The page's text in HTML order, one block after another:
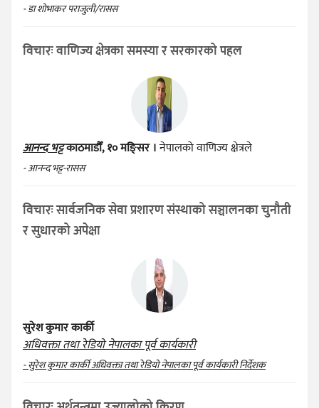
- डा शोभाकर पराजुली/रासस
विचारः वाणिज्य क्षेत्रका समस्या र सरकारको पहल
आनन्द भट्टकाठमाडौँ, १० मङ्सिर ।नेपालको वाणिज्य क्षेत्रले
- आनन्द भट्ट-रासस
विचारः सार्वजनिक सेवा प्रशारण संस्थाको सञ्चालनका चुनौती
र सुधारको अपेक्षा
सुरेश कुमार कार्की
अधिवक्ता तथा रेडियो नेपालका पूर्व कार्यकारी
- सुरेश कुमार कार्की अधिवक्ता तथा रेडियो नेपालका पूर्व कार्यकारी निर्देशक